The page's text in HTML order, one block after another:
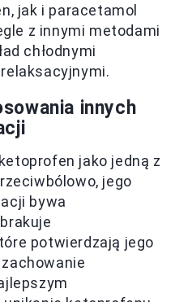
jak i paracetamol
z innymi metodami
chłodnymi
innych
jako jedną z
jego
bywa
potwierdzają jego